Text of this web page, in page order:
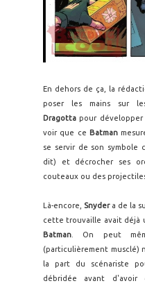
En dehors de ça, la
poser les mains sur
Dragotta pour
voir que ce Batman
se servir de son symbole
dit) et décrocher ses
couteaux ou des
Là-encore, Snydera de la
cette trouvaille avait déjà
Batman. On peut
(particulièrement musclé)
la part du scénariste
débridée avant